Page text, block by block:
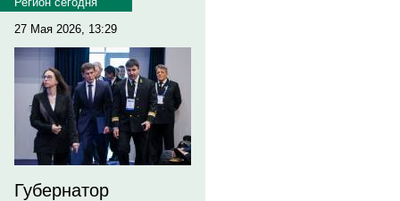
27 Мая 2026, 13:29
Губернатор